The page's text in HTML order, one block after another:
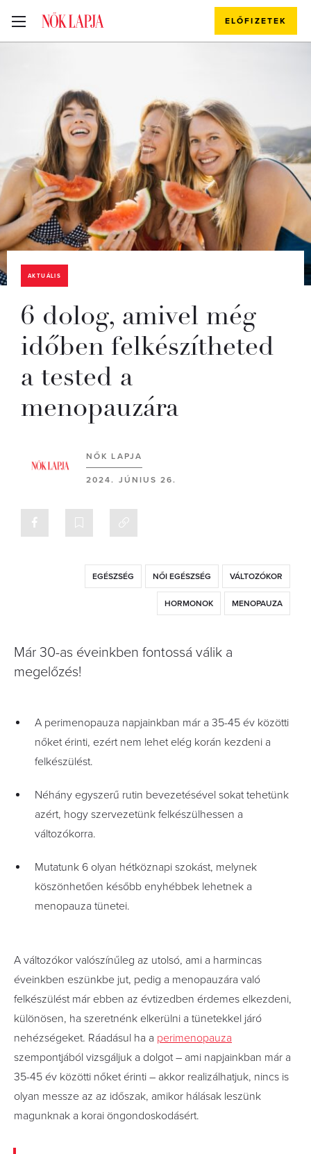
ELŐFIZETEK
AKTUÁLIS
6 dolog, amivel még
időben felkészítheted
a tested a
menopauzára
NŐK LAPJA
2024. JÚNIUS 26.
EGÉSZSÉG NŐI EGÉSZSÉG VÁLTOZÓKOR
HORMONOK MENOPAUZA
Már 30-as éveinkben fontossá válik a
megelőzés!
A perimenopauza napjainkban már a 35-45 év közötti
nőket érinti, ezért nem lehet elég korán kezdeni a
felkészülést.
Néhány egyszerű rutin bevezetésével sokat tehetünk
azért, hogy szervezetünk felkészülhessen a
változókorra.
Mutatunk 6 olyan hétköznapi szokást, melynek
köszönhetően később enyhébbek lehetnek a
menopauza tünetei.
A változókor valószínűleg az utolsó, ami a harmincas
éveinkben eszünkbe jut, pedig a menopauzára való
felkészülést már ebben az évtizedben érdemes elkezdeni,
különösen, ha szeretnénk elkerülni a tünetekkel járó
nehézségeket. Ráadásul ha a perimenopauza
szempontjából vizsgáljuk a dolgot – ami napjainkban már a
35-45 év közötti nőket érinti – akkor realizálhatjuk, nincs is
olyan messze az az időszak, amikor hálásak leszünk
magunknak a korai öngondoskodásért.